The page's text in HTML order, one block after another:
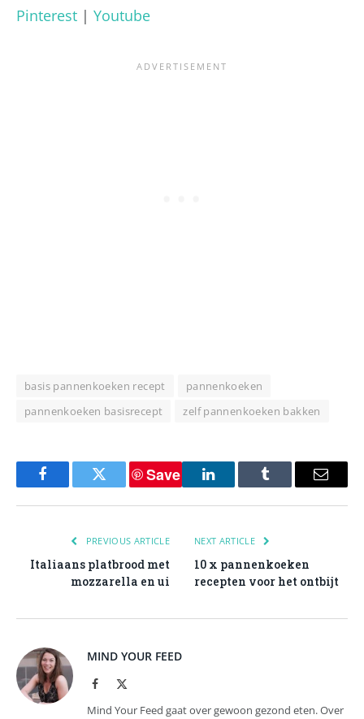
Pinterest | Youtube
basis pannenkoeken recept
pannenkoeken
pannenkoeken basisrecept
zelf pannenkoeken bakken
FacebookTwitter
Save
LinkedInTumblr Email
PREVIOUS ARTICLE
Italiaans platbrood met
mozzarella en ui
NEXT ARTICLE
10 x pannenkoeken
recepten voor het ontbijt
MIND YOUR FEED
Facebook
Mind Your Feed gaat over gewoon gezond eten. Over